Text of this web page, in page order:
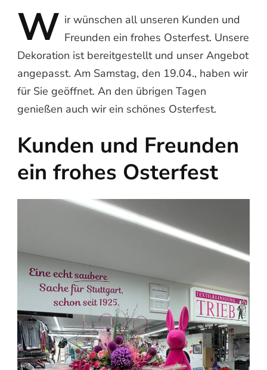
W irwünschen all unseren Kunden und
Freunden ein frohes Osterfest. Unsere
Dekoration ist bereitgestellt und unser Angebot
angepasst. Am Samstag, den 19.04., haben wir
für Sie geöffnet. An den übrigen Tagen
genießen auch wir ein schönes Osterfest.
Kunden und Freunden
ein frohes Osterfest